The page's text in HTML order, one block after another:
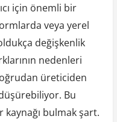
için önemli bir
veya yerel
değişkenlik
nedenleri
üreticiden
Bu
bulmak şart.